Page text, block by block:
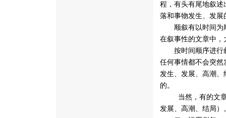
程，有头有尾地叙
落和事物发生、发
顺叙有以时间为顺
在叙事性的文章中
按时间顺序进行叙
任何事情都不会突
发生、发展、高潮
的。
 当然，有的文
发展、高潮、结局）